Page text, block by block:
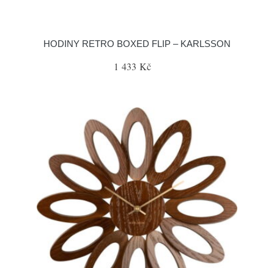
HODINY RETRO BOXED FLIP – KARLSSON
1 433 Kč